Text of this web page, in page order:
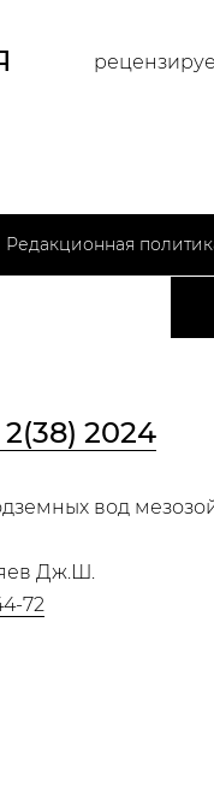
Редакционная
2024
вод
Дж.Ш.
72